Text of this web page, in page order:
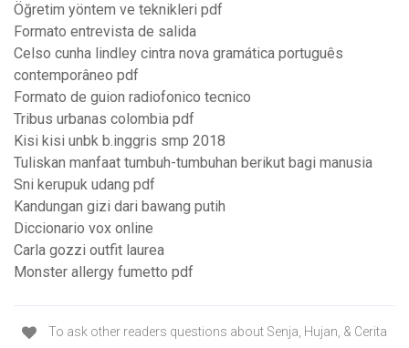
Öğretim yöntem ve teknikleri pdf
Formato entrevista de salida
Celso cunha lindley cintra nova gramática português
contemporâneo pdf
Formato de guion radiofonico tecnico
Tribus urbanas colombia pdf
Kisi kisi unbk b.inggris smp 2018
Tuliskan manfaat tumbuh-tumbuhan berikut bagi manusia
Sni kerupuk udang pdf
Kandungan gizi dari bawang putih
Diccionario vox online
Carla gozzi outfit laurea
Monster allergy fumetto pdf
To ask other readers questions about Senja, Hujan, & Cerita